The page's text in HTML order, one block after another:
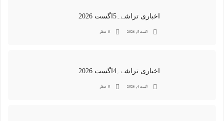
اخباری تراشے۔5اگست 2026
اگست 5, 2026 0 منظر
اخباری تراشے۔4اگست 2026
اگست 4, 2026 0 منظر